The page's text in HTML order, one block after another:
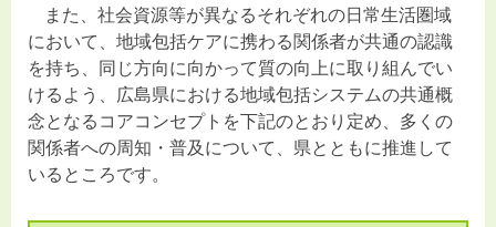
また、社会資源等が異なるそれぞれの日常生活圏域
において、地域包括ケアに携わる関係者が共通の認識
を持ち、同じ方向に向かって質の向上に取り組んでい
けるよう、広島県における地域包括システムの共通概
念となるコアコンセプトを下記のとおり定め、多くの
関係者への周知・普及について、県とともに推進して
いるところです。